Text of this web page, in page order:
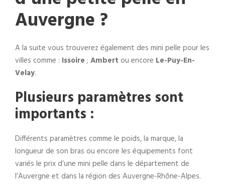
Auvergne ?
A la suite vous trouverez également des mini pelle pour les
villes comme : Issoire; Ambert ou encore Le-Puy-En-
Velay.
Plusieurs paramètres sont
importants :
Différents paramètres comme le poids, la marque, la
longueur de son bras ou encore les équipements font
variés le prix d’une mini pelle dans le département de
l’Auvergne et dans la région des Auvergne-Rhône-Alpes.